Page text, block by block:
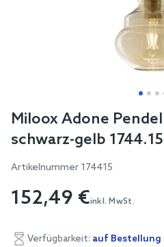
Skip
beginning
the
gallery
Miloox Adone
schwarz-gelb 1744.15
Artikelnummer 174415
152,49 €inkl. MwSt.
Verfügbarkeit: auf Bestellung